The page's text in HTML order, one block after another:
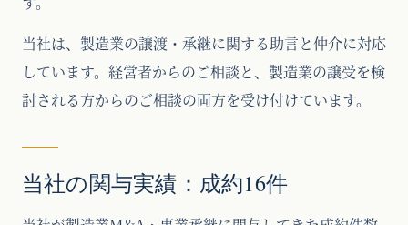
当社は、製造業の譲渡・承継に関する助言と仲介に対応
しています。経営者からのご相談と、製造業の譲受を検
討される方からのご相談の両方を受け付けています。
当社の関与実績：成約16件